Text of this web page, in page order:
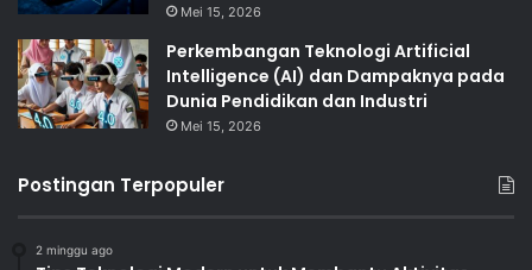
Mei 15, 2026
Perkembangan Teknologi Artificial
Intelligence (AI) dan Dampaknya pada
Dunia Pendidikan dan Industri
Mei 15, 2026
Postingan Terpopuler
2 minggu ago